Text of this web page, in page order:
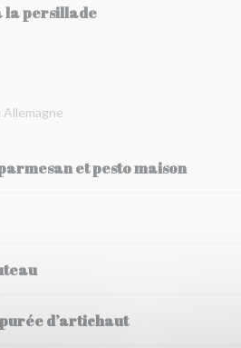
la persillade
et pesto maison
d’artichaut